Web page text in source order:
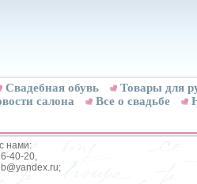
Свадебная обувь Товары для
салона Все о свадьбе
нами:
40-20,